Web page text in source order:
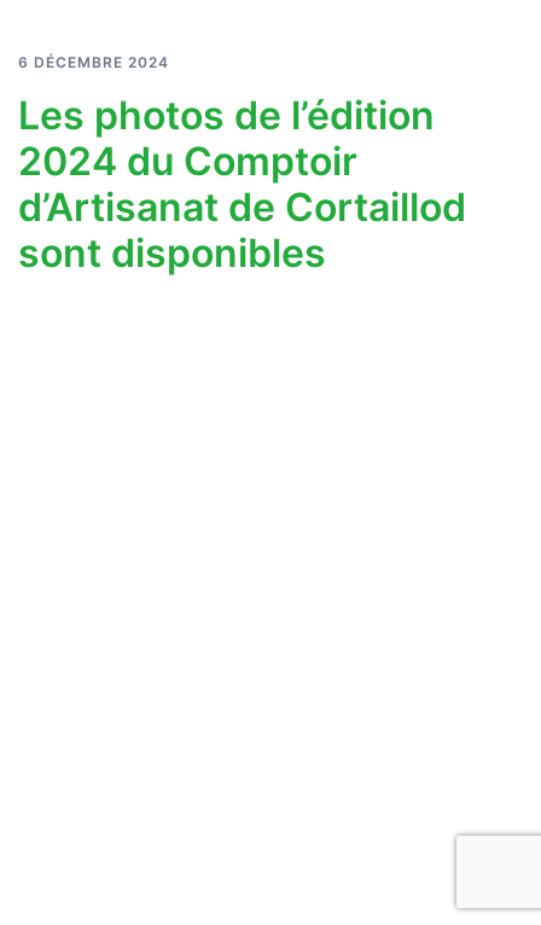
6 DÉCEMBRE 2024
Les photos de l’édition
2024 du Comptoir
d’Artisanat de Cortaillod
sont disponibles